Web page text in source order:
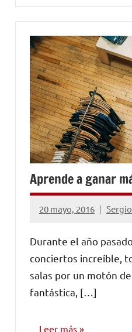
Aprende a ganar
20 mayo, 2016
1
Durante el año
conciertos increíble,
salas por un motón
fantástica, […]
Leer más